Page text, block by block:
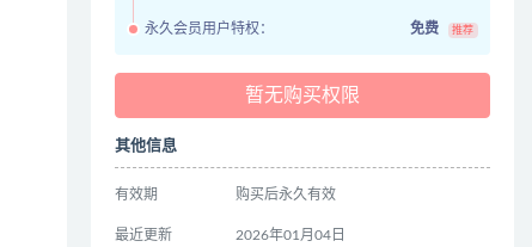
永久会员用户特权： 免费 推荐
暂无购买权限
其他信息
有效期 购买后永久有效
最近更新 2026年01月04日